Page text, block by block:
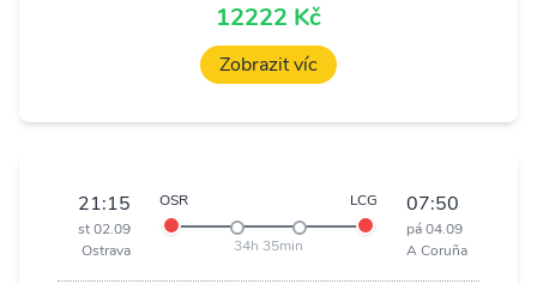
12222 Kč
Zobrazit víc
21:15
st 02.09
Ostrava
OSR LCG
34h 35min
07:50
pá 04.09
A Coruña